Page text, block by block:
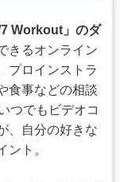
Workout」のダ
きるオンライン
プロインストラ
食事などの相談
つでもビデオコ
、自分の好きな
ント。